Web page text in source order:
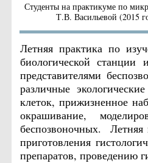
Студенты на практикуме по
Т.В. Васильевой (2015
Летняя практика по
биологической
представителями
различные
клеток, прижизненное
окрашивание,
беспозвоночных. Летняя
приготовления
препаратов, проведению